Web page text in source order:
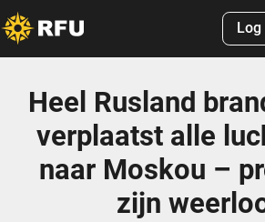
Log
Heel Rusland
verplaatst alle
naar Moskou –
zijn